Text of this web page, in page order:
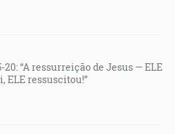
20: “A ressurreição de Jesus — ELE
ELE ressuscitou!”